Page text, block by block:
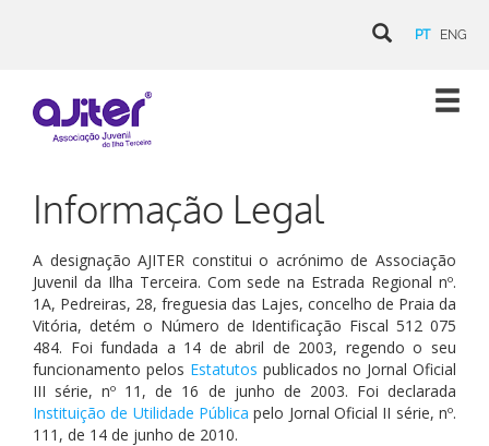
PT ENG
Informação Legal
A designação AJITER constitui o acrónimo de Associação
Juvenil da Ilha Terceira. Com sede na Estrada Regional nº.
1A, Pedreiras, 28, freguesia das Lajes, concelho de Praia da
Vitória, detém o Número de Identificação Fiscal 512 075
484. Foi fundada a 14 de abril de 2003, regendo o seu
funcionamento pelos Estatutos publicados no Jornal Oficial
III série, nº 11, de 16 de junho de 2003. Foi declarada
Instituição de Utilidade Pública pelo Jornal Oficial II série, nº.
111, de 14 de junho de 2010.